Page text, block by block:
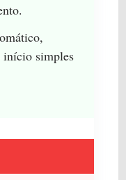
início simples